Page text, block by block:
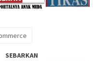
SEBARKAN